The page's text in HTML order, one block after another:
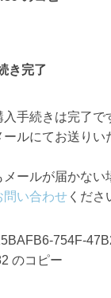
き完了
手続きは完了で
ールにてお送りい
メールが届かない
問い合わせ くださ